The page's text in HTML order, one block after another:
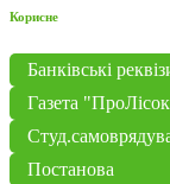
Корисне
Банківські
Газета
Постанова